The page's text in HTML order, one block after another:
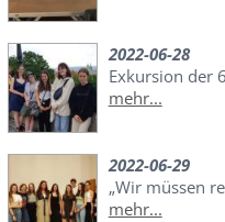
2022-06-28
Exkursion der
mehr...
2022-06-29
„Wir müssen
mehr...